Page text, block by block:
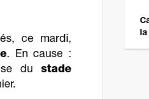
ce mardi,
. En cause :
du stade
la